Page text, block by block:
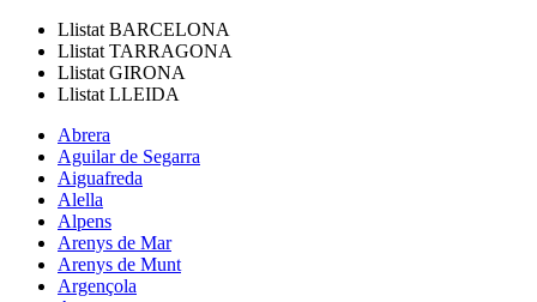
Llistat BARCELONA
Llistat TARRAGONA
Llistat GIRONA
Llistat LLEIDA
Abrera
Aguilar de Segarra
Aiguafreda
Alella
Alpens
Arenys de Mar
Arenys de Munt
Argençola